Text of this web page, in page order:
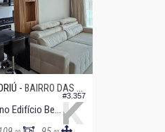
#3.357
- BAIRRO DAS NAÇÕES